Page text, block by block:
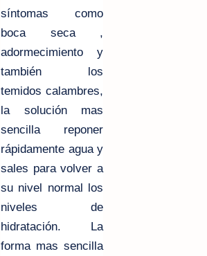
síntomas como
boca seca ,
adormecimiento y
también los
temidos calambres,
la solución mas
sencilla reponer
rápidamente agua y
sales para volver a
su nivel normal los
niveles de
hidratación. La
forma mas sencilla